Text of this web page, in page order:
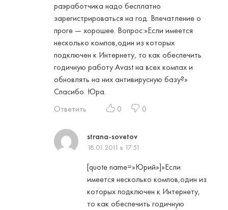
раэработчика надо бесплатно
зарегистрироваться на год. Впечатление о
проге — хорошее. Вопрос:»Если имеется
несколько компов,один из которых
подключен к Интернету, то как обеспечить
годичную работу Avast на всех компах и
обновлять на них антивирусную базу?»
Спасибо. Юра.
Ответить
0 0
strana-sovetov
18.01.2011 в 17:51
[quote name=»Юрий»]»Если
имеется несколько компов,один из
которых подключен к Интернету,
то как обеспечить годичную